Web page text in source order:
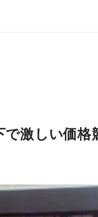
で激しい価格